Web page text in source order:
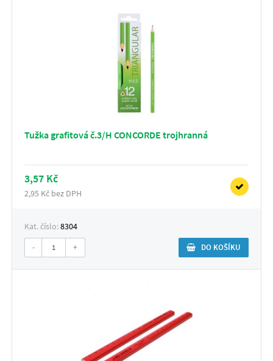
Tužka grafitová č.3/H CONCORDE trojhranná
3,57 Kč
2,95 Kč bez DPH
Kat. číslo:8304
- + DO KOŠÍKU